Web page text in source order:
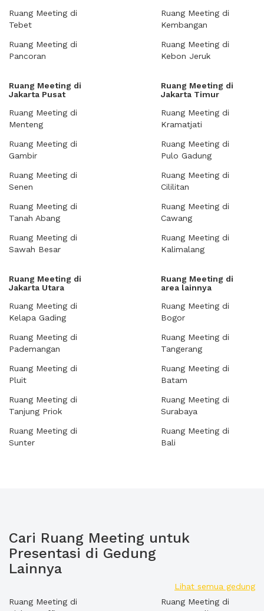
Ruang Meeting di
Tebet
Ruang Meeting di
Pancoran
Ruang Meeting di
Kembangan
Ruang Meeting di
Kebon Jeruk
Ruang Meeting di
Jakarta Pusat
Ruang Meeting di
Menteng
Ruang Meeting di
Gambir
Ruang Meeting di
Senen
Ruang Meeting di
Tanah Abang
Ruang Meeting di
Sawah Besar
Ruang Meeting di
Jakarta Timur
Ruang Meeting di
Kramatjati
Ruang Meeting di
Pulo Gadung
Ruang Meeting di
Cililitan
Ruang Meeting di
Cawang
Ruang Meeting di
Kalimalang
Ruang Meeting di
Jakarta Utara
Ruang Meeting di
Kelapa Gading
Ruang Meeting di
Pademangan
Ruang Meeting di
Pluit
Ruang Meeting di
Tanjung Priok
Ruang Meeting di
Sunter
Ruang Meeting di
area lainnya
Ruang Meeting di
Bogor
Ruang Meeting di
Tangerang
Ruang Meeting di
Batam
Ruang Meeting di
Surabaya
Ruang Meeting di
Bali
Cari Ruang Meeting untuk
Presentasi di Gedung
Lainnya
Lihat semua gedung
Ruang Meeting di
Ruang Meeting di